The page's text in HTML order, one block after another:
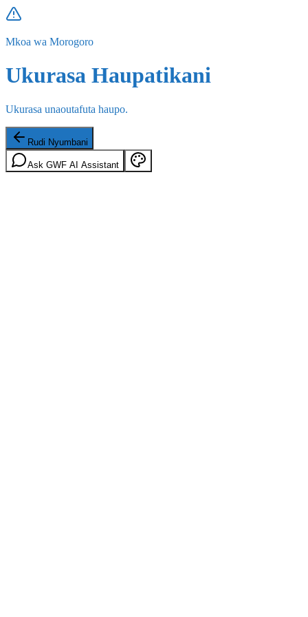
Mkoa wa Morogoro
Ukurasa Haupatikani
Ukurasa unaoutafuta haupo.
Rudi Nyumbani
Ask GWF AI Assistant